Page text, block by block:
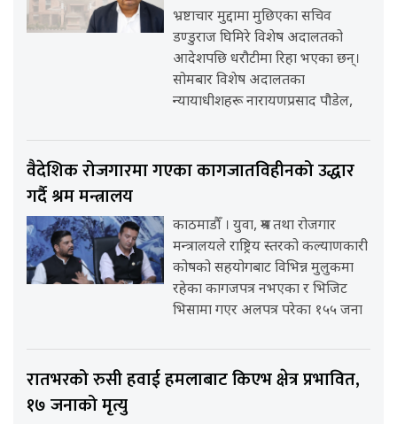
भ्रष्टाचार मुद्दामा मुछिएका सचिव
डण्डुराज घिमिरे विशेष अदालतको
आदेशपछि धरौटीमा रिहा भएका छन्।
सोमबार विशेष अदालतका
न्यायाधीशहरू नारायणप्रसाद पौडेल,
वैदेशिक रोजगारमा गएका कागजातविहीनको उद्धार
गर्दै श्रम मन्त्रालय
काठमाडौँ । युवा, श्रम तथा रोजगार
मन्त्रालयले राष्ट्रिय स्तरको कल्याणकारी
कोषको सहयोगबाट विभिन्न मुलुकमा
रहेका कागजपत्र नभएका र भिजिट
भिसामा गएर अलपत्र परेका १५५ जना
रातभरको रुसी हवाई हमलाबाट किएभ क्षेत्र प्रभावित,
१७ जनाको मृत्यु